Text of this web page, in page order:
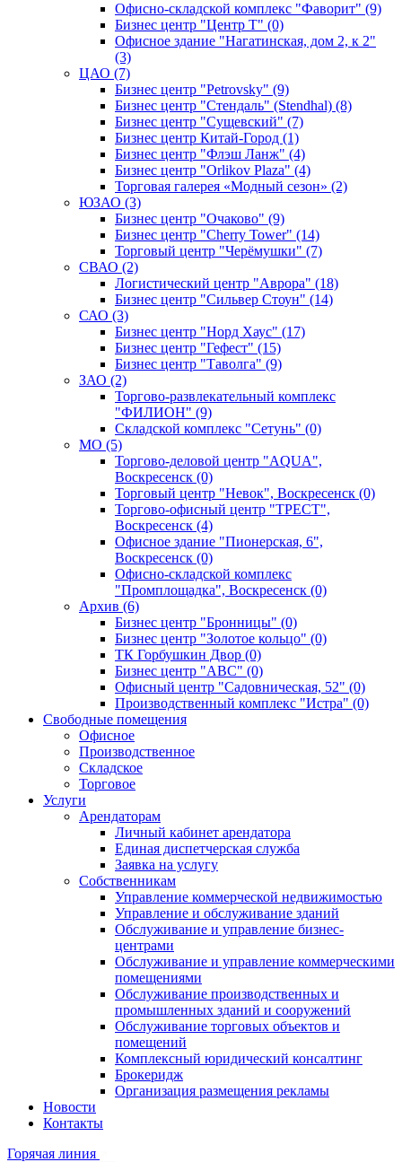
Офисно-складской комплекс "Фаворит" (9)
Бизнес центр "Центр Т" (0)
Офисное здание "Нагатинская, дом 2, к 2"
(3)
ЦАО (7)
Бизнес центр "Petrovsky" (9)
Бизнес центр "Стендаль" (Stendhal) (8)
Бизнес центр "Сущевский" (7)
Бизнес центр Китай-Город (1)
Бизнес центр "Флэш Ланж" (4)
Бизнес центр "Orlikov Plaza" (4)
Торговая галерея «Модный сезон» (2)
ЮЗАО (3)
Бизнес центр "Очаково" (9)
Бизнес центр "Cherry Tower" (14)
Торговый центр "Черёмушки" (7)
СВАО (2)
Логистический центр "Аврора" (18)
Бизнес центр "Сильвер Стоун" (14)
САО (3)
Бизнес центр "Норд Хаус" (17)
Бизнес центр "Гефест" (15)
Бизнес центр "Таволга" (9)
ЗАО (2)
Торгово-развлекательный комплекс
"ФИЛИОН" (9)
Складской комплекс "Сетунь" (0)
MO (5)
Торгово-деловой центр "AQUA",
Воскресенск (0)
Торговый центр "Невок", Воскресенск (0)
Торгово-офисный центр "ТРЕСТ",
Воскресенск (4)
Офисное здание "Пионерская, 6",
Воскресенск (0)
Офисно-складской комплекс
"Промплощадка", Воскресенск (0)
Архив (6)
Бизнес центр "Бронницы" (0)
Бизнес центр "Золотое кольцо" (0)
ТК Горбушкин Двор (0)
Бизнес центр "АВС" (0)
Офисный центр "Садовническая, 52" (0)
Производственный комплекс "Истра" (0)
Свободные помещения
Офисное
Производственное
Складское
Торговое
Услуги
Арендаторам
Личный кабинет арендатора
Единая диспетчерская служба
Заявка на услугу
Собственникам
Управление коммерческой недвижимостью
Управление и обслуживание зданий
Обслуживание и управление бизнес-
центрами
Обслуживание и управление коммерческими
помещениями
Обслуживание производственных и
промышленных зданий и сооружений
Обслуживание торговых объектов и
помещений
Комплексный юридический консалтинг
Брокеридж
Организация размещения рекламы
Новости
Контакты
Горячая линия